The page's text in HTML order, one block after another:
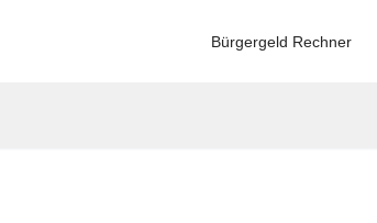
Bürgergeld Rechner